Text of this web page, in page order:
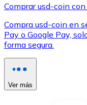
Ver todo
Compra
Comprar usd-coin
Compra usd-coin en
Pay o Google Pay,
forma segura.
Ver más